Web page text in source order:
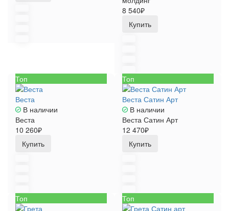
8 540₽
Купить
Топ
Веста
В наличии
Веста
10 260₽
Купить
Топ
Веста Сатин Арт
В наличии
Веста Сатин Арт
12 470₽
Купить
Топ
Топ